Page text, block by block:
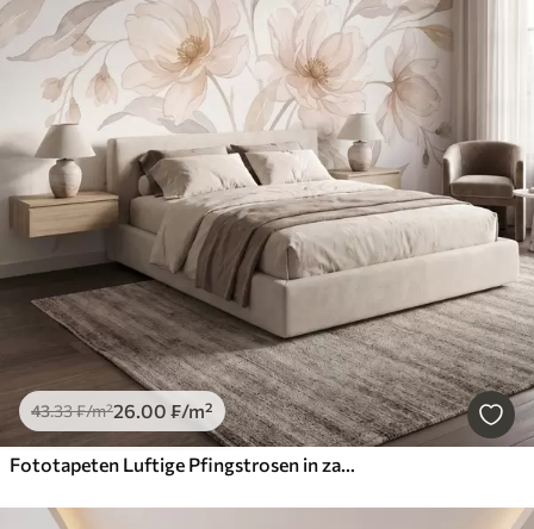
43.33₣/m²26.00 ₣/m²
Fototapeten Luftige Pfingstrosen in zarten, puderbeigen Farbtönen